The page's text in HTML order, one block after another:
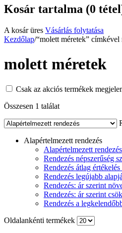
Kosár tartalma (0
A kosár üres Vásárlás folytatása
Kezdőlap/“molett méretek”
molett méretek
Csak az akciós termékek
Összesen 1 találat
Alapértelmezett rendezés
Alapértelmezett rendezés
Rendezés népszerűség
Rendezés átlag
Rendezés legújabb
Rendezés: ár szerint
Rendezés: ár szerint
Rendezés a
Oldalankénti termékek